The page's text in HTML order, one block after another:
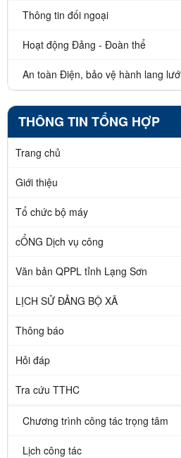
Thông tin đối ngoại
Hoạt động Đảng - Đoàn thể
An toàn Điện, bảo vệ hành lang
THÔNG TIN TỔNG HỢP
Trang chủ
Giới thiệu
Tổ chức bộ máy
cỔNG Dịch vụ công
Văn bản QPPL tỉnh Lạng Sơn
LỊCH SỬ ĐẢNG BỘ XÃ
Thông báo
Hỏi đáp
Tra cứu TTHC
Chương trình công tác trọng tâm
Lịch công tác